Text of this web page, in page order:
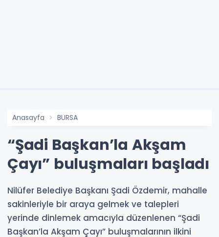
Anasayfa BURSA
“Şadi Başkan’la Akşam
Çayı” buluşmaları başladı
Nilüfer Belediye Başkanı Şadi Özdemir, mahalle
sakinleriyle bir araya gelmek ve talepleri
yerinde dinlemek amacıyla düzenlenen “Şadi
Başkan’la Akşam Çayı” buluşmalarının ilkini